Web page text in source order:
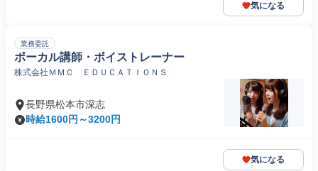
気になる
業務委託
ボーカル講師・ボイストレーナー
株式会社ＭＭＣ ＥＤＵＣＡＴＩＯＮＳ
長野県松本市深志
時給1600円～3200円
気になる